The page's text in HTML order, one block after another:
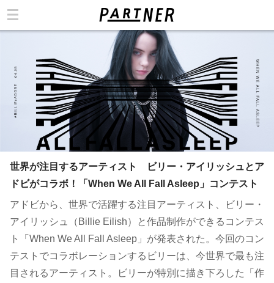
世界が注目するアーティスト ビリー・アイリッシュとア
ドビがコラボ！「When We All Fall Asleep」コンテスト
アドビから、世界で活躍する注目アーティスト、ビリー・
アイリッシュ（Billie Eilish）と作品制作ができるコンテス
ト「When We All Fall Asleep」が発表された。今回のコン
テストでコラボレーションするビリーは、今世界で最も注
目されるアーティスト。ビリーが特別に描き下ろした「作